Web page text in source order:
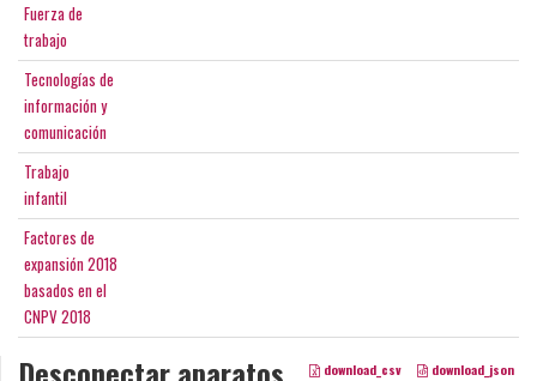
Fuerza de
trabajo
Tecnologías de
información y
comunicación
Trabajo
infantil
Factores de
expansión 2018
basados en el
CNPV 2018
download_csv download_json